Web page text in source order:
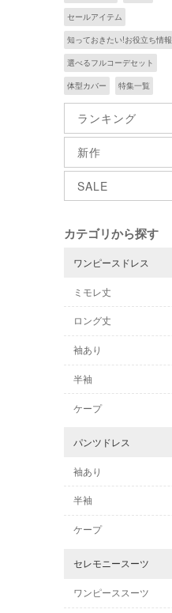
セールアイテム
知っておきたい!お役立ち情報
選べるフルコーデセット
体型カバー 特集一覧
ランキング
新作
SALE
カテゴリから探す
ワンピースドレス
ミモレ丈
ロング丈
袖あり
半袖
ケープ
パンツドレス
袖あり
半袖
ケープ
セレモニースーツ
ワンピーススーツ